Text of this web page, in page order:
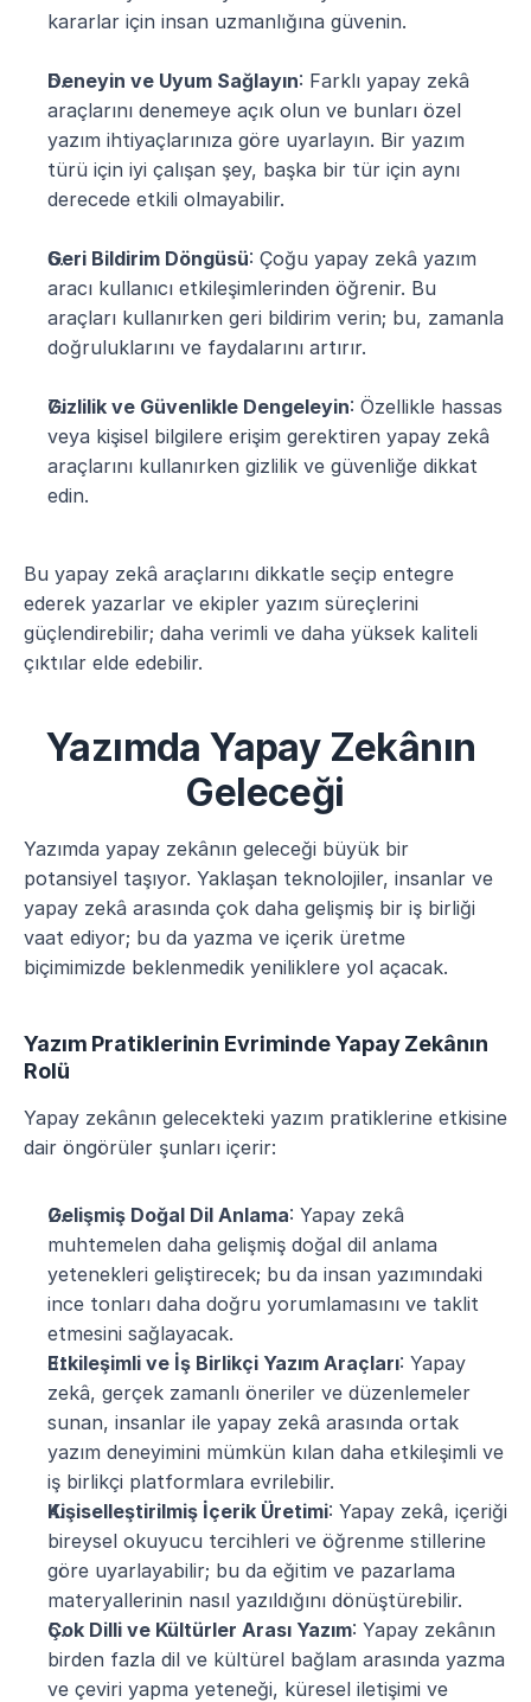
kararlar için insan uzmanlığına güvenin.
Deneyin ve Uyum Sağlayın: Farklı yapay zekâ
araçlarını denemeye açık olun ve bunları özel
yazım ihtiyaçlarınıza göre uyarlayın. Bir yazım
türü için iyi çalışan şey, başka bir tür için aynı
derecede etkili olmayabilir.
Geri Bildirim Döngüsü: Çoğu yapay zekâ yazım
aracı kullanıcı etkileşimlerinden öğrenir. Bu
araçları kullanırken geri bildirim verin; bu, zamanla
doğruluklarını ve faydalarını artırır.
Gizlilik ve Güvenlikle Dengeleyin: Özellikle hassas
veya kişisel bilgilere erişim gerektiren yapay zekâ
araçlarını kullanırken gizlilik ve güvenliğe dikkat
edin.
Bu yapay zekâ araçlarını dikkatle seçip entegre
ederek yazarlar ve ekipler yazım süreçlerini
güçlendirebilir; daha verimli ve daha yüksek kaliteli
çıktılar elde edebilir.
Yazımda Yapay Zekânın
Geleceği
Yazımda yapay zekânın geleceği büyük bir
potansiyel taşıyor. Yaklaşan teknolojiler, insanlar ve
yapay zekâ arasında çok daha gelişmiş bir iş birliği
vaat ediyor; bu da yazma ve içerik üretme
biçimimizde beklenmedik yeniliklere yol açacak.
Yazım Pratiklerinin Evriminde Yapay Zekânın
Rolü
Yapay zekânın gelecekteki yazım pratiklerine etkisine
dair öngörüler şunları içerir:
Gelişmiş Doğal Dil Anlama: Yapay zekâ
muhtemelen daha gelişmiş doğal dil anlama
yetenekleri geliştirecek; bu da insan yazımındaki
ince tonları daha doğru yorumlamasını ve taklit
etmesini sağlayacak.
Etkileşimli ve İş Birlikçi Yazım Araçları: Yapay
zekâ, gerçek zamanlı öneriler ve düzenlemeler
sunan, insanlar ile yapay zekâ arasında ortak
yazım deneyimini mümkün kılan daha etkileşimli ve
iş birlikçi platformlara evrilebilir.
Kişiselleştirilmiş İçerik Üretimi: Yapay zekâ, içeriği
bireysel okuyucu tercihleri ve öğrenme stillerine
göre uyarlayabilir; bu da eğitim ve pazarlama
materyallerinin nasıl yazıldığını dönüştürebilir.
Çok Dilli ve Kültürler Arası Yazım: Yapay zekânın
birden fazla dil ve kültürel bağlam arasında yazma
ve çeviri yapma yeteneği, küresel iletişimi ve